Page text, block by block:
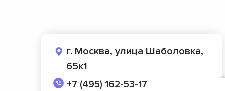
г. Москва, улица Шаболовка,
65к1
+7 (495) 162-53-17